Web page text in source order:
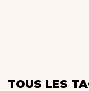
TOUS LES